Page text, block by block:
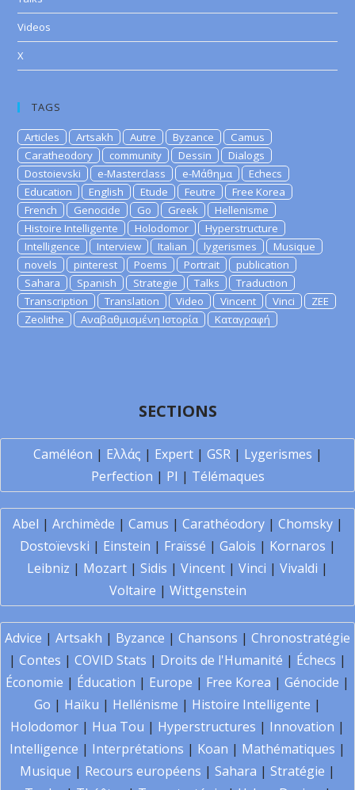
Videos
X
TAGS
Articles Artsakh Autre Byzance
Camus
Caratheodory
community Dessin
Dialogs
Dostoievski
e-Masterclass e-Μάθημα
Echecs
Education
English Etude Feutre
Free Korea
French
Genocide Go Greek
Hellenisme
Histoire Intelligente
Holodomor
Hyperstructure
Intelligence
Interview Italian lygerismes
Musique
novels
pinterest Poems Portrait
publication
Sahara
Spanish Strategie Talks
Traduction
Transcription
Translation Video Vincent Vinci
ZEE
Zeolithe
Αναβαθμισμένη Ιστορία Καταγραφή
SECTIONS
Caméléon | Ελλάς | Expert| GSR| Lygerismes |
Perfection | PI | Télémaques
Abel | Archimède | Camus | Carathéodory| Chomsky|
Dostoïevski | Einstein | Fraïssé | Galois | Kornaros |
Leibniz | Mozart | Sidis | Vincent | Vinci | Vivaldi |
Voltaire | Wittgenstein
Advice | Artsakh | Byzance | Chansons | Chronostratégie
| Contes | COVID Stats | Droits de l'Humanité | Échecs |
Économie | Éducation | Europe | Free Korea | Génocide |
Go | Haïku | Hellénisme | Histoire Intelligente |
Holodomor | Hua Tou | Hyperstructures | Innovation |
Intelligence | Interprétations | Koan | Mathématiques |
Musique | Recours européens | Sahara | Stratégie |